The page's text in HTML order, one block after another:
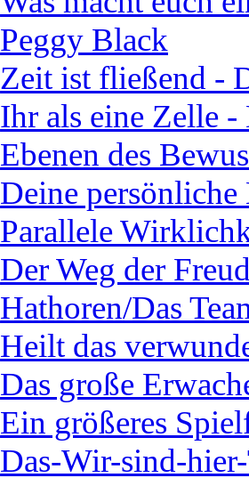
Peggy Black
Zeit ist fließend -
Ihr als eine Zelle -
Ebenen des
Deine
Parallele
Der Weg der
Hathoren/Das
Heilt das
Das große
Ein größeres
Das-Wir-sind-